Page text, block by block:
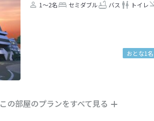
1～2名 セミダブル バス トイレ
おとな1名
この部屋のプランをすべて見る